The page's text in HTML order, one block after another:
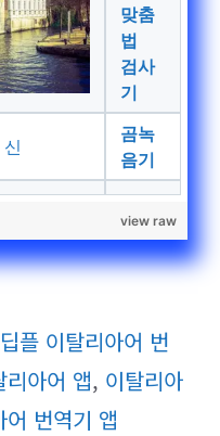
맞춤
법
검사
기
곰녹
음기
view raw
딥플 이탈리아어 번
아어 앱, 이탈리아
번역기 앱